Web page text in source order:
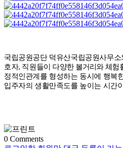
국립공원공단 덕유산국립공원사무
호자, 직원들이 다양한 볼거리와체험
정적인관계를 형성하는 동시에 행복
입주자의 생활만족도를 높이는 시간
0 Comments